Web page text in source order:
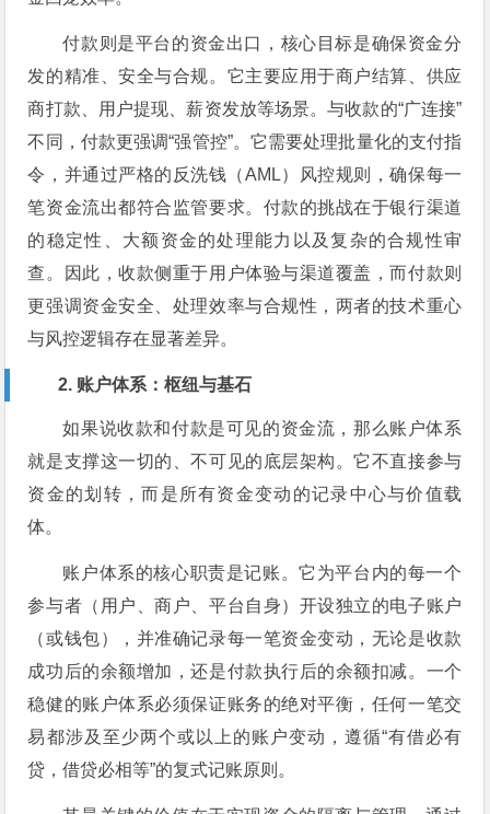
付款则是平台的资金出口，核心目标是确保资金分
发的精准、安全与合规。它主要应用于商户结算、供应
商打款、用户提现、薪资发放等场景。与收款的“广连接”
不同，付款更强调“强管控”。它需要处理批量化的支付指
令，并通过严格的反洗钱（AML）风控规则，确保每一
笔资金流出都符合监管要求。付款的挑战在于银行渠道
的稳定性、大额资金的处理能力以及复杂的合规性审
查。因此，收款侧重于用户体验与渠道覆盖，而付款则
更强调资金安全、处理效率与合规性，两者的技术重心
与风控逻辑存在显著差异。
2. 账户体系：枢纽与基石
如果说收款和付款是可见的资金流，那么账户体系
就是支撑这一切的、不可见的底层架构。它不直接参与
资金的划转，而是所有资金变动的记录中心与价值载
体。
账户体系的核心职责是记账。它为平台内的每一个
参与者（用户、商户、平台自身）开设独立的电子账户
（或钱包），并准确记录每一笔资金变动，无论是收款
成功后的余额增加，还是付款执行后的余额扣减。一个
稳健的账户体系必须保证账务的绝对平衡，任何一笔交
易都涉及至少两个或以上的账户变动，遵循“有借必有
贷，借贷必相等”的复式记账原则。